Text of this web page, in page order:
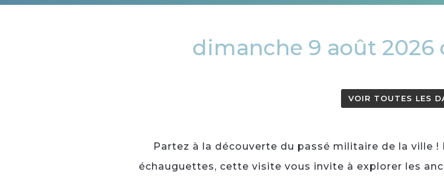
dimanche 9 août 2026
VOIR TOUTES LES
Partez à la découverte du passé militaire de la ville
échauguettes, cette visite vous invite à explorer les